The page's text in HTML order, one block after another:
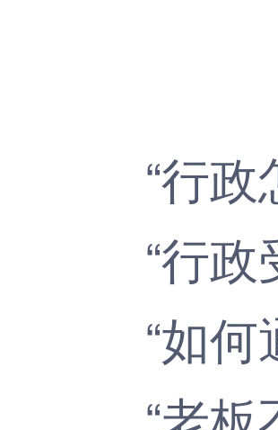
“行政
“行政
“如何